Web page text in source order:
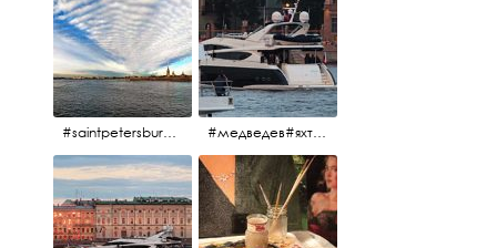
#saintpetersburg #санктпетербург#нева#троицкиймост#питерскоеутро#петропавловскаякрепость #медведев#яхты#алыепаруса2023#белыеночи2013#санктпетербург #яхтафотиния#yacht#yachtphotinia